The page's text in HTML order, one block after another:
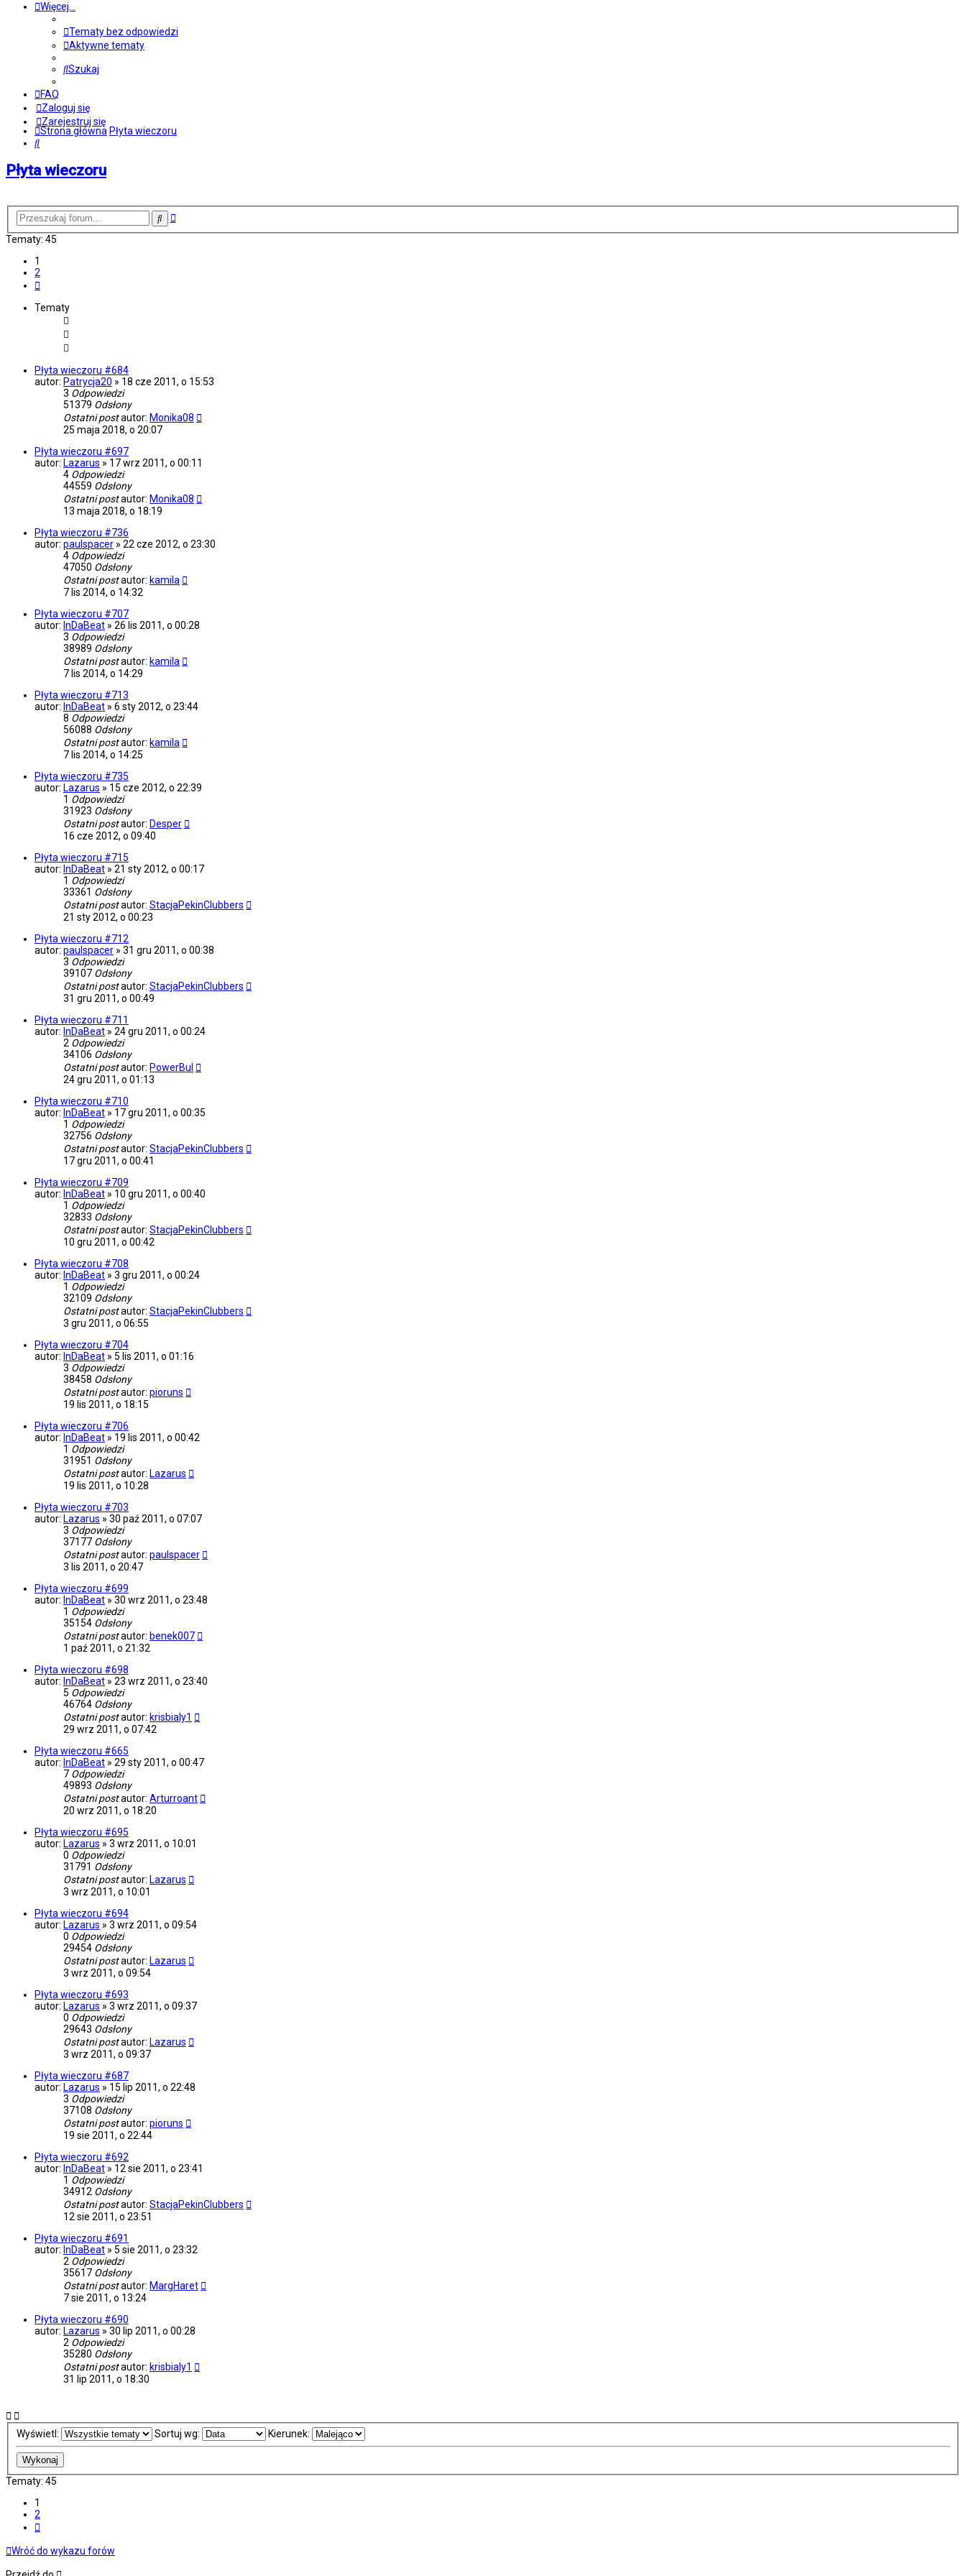
Więcej…
Tematy bez odpowiedzi
Aktywne tematy
Szukaj
FAQ
Zaloguj się
Zarejestruj się
Strona główna Płyta wieczoru
Szukaj
Płyta wieczoru
SzukajWyszukiwanie
Tematy: 45
1
2
Tematy
Płyta wieczoru #684
autor: Patrycja20 » 18 cze 2011, o 15:53
3 Odpowiedzi
51379 Odsłony
Ostatni postautor: Monika08
25 maja 2018, o 20:07
Płyta wieczoru #697
autor: Lazarus » 17 wrz 2011, o 00:11
4 Odpowiedzi
44559 Odsłony
Ostatni postautor: Monika08
13 maja 2018, o 18:19
Płyta wieczoru #736
autor: paulspacer » 22 cze 2012, o 23:30
4 Odpowiedzi
47050 Odsłony
Ostatni postautor: kamila
7 lis 2014, o 14:32
Płyta wieczoru #707
autor: InDaBeat » 26 lis 2011, o 00:28
3 Odpowiedzi
38989 Odsłony
Ostatni postautor: kamila
7 lis 2014, o 14:29
Płyta wieczoru #713
autor: InDaBeat » 6 sty 2012, o 23:44
8 Odpowiedzi
56088 Odsłony
Ostatni postautor: kamila
7 lis 2014, o 14:25
Płyta wieczoru #735
autor: Lazarus » 15 cze 2012, o 22:39
1 Odpowiedzi
31923 Odsłony
Ostatni postautor: Desper
16 cze 2012, o 09:40
Płyta wieczoru #715
autor: InDaBeat » 21 sty 2012, o 00:17
1 Odpowiedzi
33361 Odsłony
Ostatni postautor: StacjaPekinClubbers
21 sty 2012, o 00:23
Płyta wieczoru #712
autor: paulspacer » 31 gru 2011, o 00:38
3 Odpowiedzi
39107 Odsłony
Ostatni postautor: StacjaPekinClubbers
31 gru 2011, o 00:49
Płyta wieczoru #711
autor: InDaBeat » 24 gru 2011, o 00:24
2 Odpowiedzi
34106 Odsłony
Ostatni postautor: PowerBul
24 gru 2011, o 01:13
Płyta wieczoru #710
autor: InDaBeat » 17 gru 2011, o 00:35
1 Odpowiedzi
32756 Odsłony
Ostatni postautor: StacjaPekinClubbers
17 gru 2011, o 00:41
Płyta wieczoru #709
autor: InDaBeat » 10 gru 2011, o 00:40
1 Odpowiedzi
32833 Odsłony
Ostatni postautor: StacjaPekinClubbers
10 gru 2011, o 00:42
Płyta wieczoru #708
autor: InDaBeat » 3 gru 2011, o 00:24
1 Odpowiedzi
32109 Odsłony
Ostatni postautor: StacjaPekinClubbers
3 gru 2011, o 06:55
Płyta wieczoru #704
autor: InDaBeat » 5 lis 2011, o 01:16
3 Odpowiedzi
38458 Odsłony
Ostatni postautor: pioruns
19 lis 2011, o 18:15
Płyta wieczoru #706
autor: InDaBeat » 19 lis 2011, o 00:42
1 Odpowiedzi
31951 Odsłony
Ostatni postautor: Lazarus
19 lis 2011, o 10:28
Płyta wieczoru #703
autor: Lazarus » 30 paź 2011, o 07:07
3 Odpowiedzi
37177 Odsłony
Ostatni postautor: paulspacer
3 lis 2011, o 20:47
Płyta wieczoru #699
autor: InDaBeat » 30 wrz 2011, o 23:48
1 Odpowiedzi
35154 Odsłony
Ostatni postautor: benek007
1 paź 2011, o 21:32
Płyta wieczoru #698
autor: InDaBeat » 23 wrz 2011, o 23:40
5 Odpowiedzi
46764 Odsłony
Ostatni postautor: krisbialy1
29 wrz 2011, o 07:42
Płyta wieczoru #665
autor: InDaBeat » 29 sty 2011, o 00:47
7 Odpowiedzi
49893 Odsłony
Ostatni postautor: Arturroant
20 wrz 2011, o 18:20
Płyta wieczoru #695
autor: Lazarus » 3 wrz 2011, o 10:01
0 Odpowiedzi
31791 Odsłony
Ostatni postautor: Lazarus
3 wrz 2011, o 10:01
Płyta wieczoru #694
autor: Lazarus » 3 wrz 2011, o 09:54
0 Odpowiedzi
29454 Odsłony
Ostatni postautor: Lazarus
3 wrz 2011, o 09:54
Płyta wieczoru #693
autor: Lazarus » 3 wrz 2011, o 09:37
0 Odpowiedzi
29643 Odsłony
Ostatni postautor: Lazarus
3 wrz 2011, o 09:37
Płyta wieczoru #687
autor: Lazarus » 15 lip 2011, o 22:48
3 Odpowiedzi
37108 Odsłony
Ostatni postautor: pioruns
19 sie 2011, o 22:44
Płyta wieczoru #692
autor: InDaBeat » 12 sie 2011, o 23:41
1 Odpowiedzi
34912 Odsłony
Ostatni postautor: StacjaPekinClubbers
12 sie 2011, o 23:51
Płyta wieczoru #691
autor: InDaBeat » 5 sie 2011, o 23:32
2 Odpowiedzi
35617 Odsłony
Ostatni postautor: MargHaret
7 sie 2011, o 13:24
Płyta wieczoru #690
autor: Lazarus » 30 lip 2011, o 00:28
2 Odpowiedzi
35280 Odsłony
Ostatni postautor: krisbialy1
31 lip 2011, o 18:30
Wyświetl: Sortuj wg: Kierunek:
Tematy: 45
1
2
Wróć do wykazu forów